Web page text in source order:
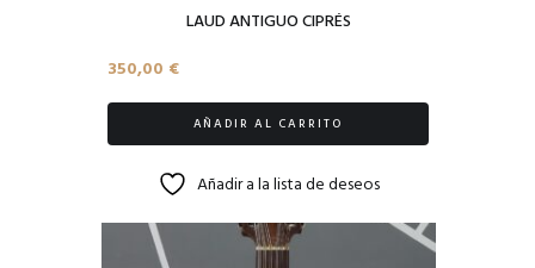
LAUD ANTIGUO CIPRÉS
350,00 €
AÑADIR AL CARRITO
Añadir a la lista de deseos